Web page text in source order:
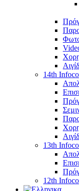
14th
13th
12th